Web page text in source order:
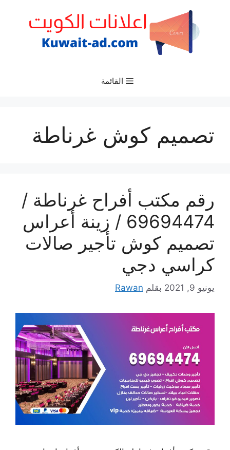
القائمة
تصميم كوش غرناطة
رقم مكتب أفراح غرناطة /
69694474 / زينة أعراس
تصميم كوش تأجير صالات
كراسي دجي
يونيو 9, 2021 بقلم Rawan